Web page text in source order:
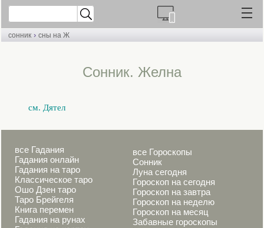
сонник › сны на Ж
Cонник. Желна
см. Дятел
все Гадания
Гадания онлайн
Гадания на таро
Классическое таро
Ошо Дзен таро
Таро Брейгеля
Книга перемен
Гадания на рунах
все Гороскопы
Сонник
Луна сегодня
Гороскоп на сегодня
Гороскоп на завтра
Гороскоп на неделю
Гороскоп на месяц
Забавные гороскопы